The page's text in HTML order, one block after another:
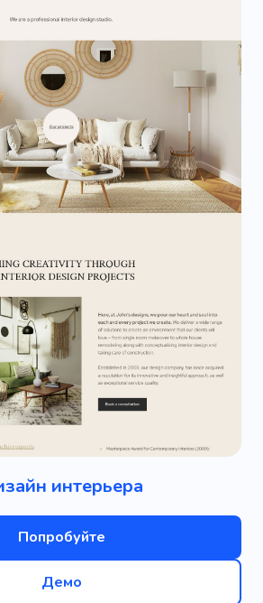
интерьера
Попробуйте
Демо